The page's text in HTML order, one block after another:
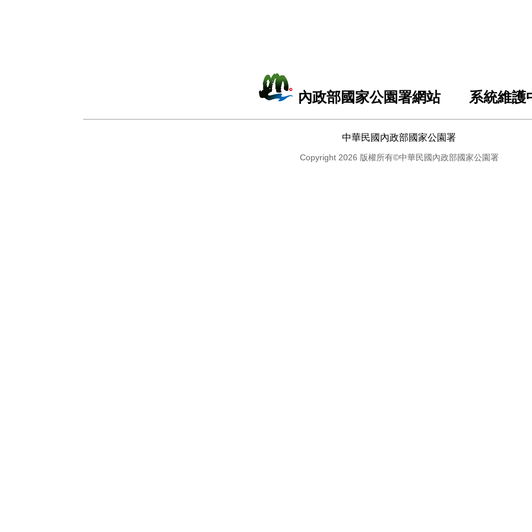
內政部國家公園署網站 系統維護
中華民國內政部國家公園署
Copyright 2026 版權所有©中華民國內政部國家公園署